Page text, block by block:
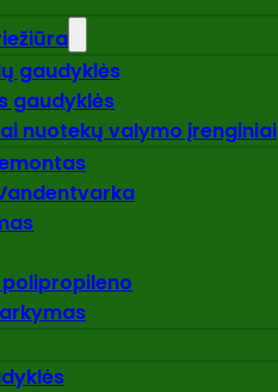
gaudyklės
gaudyklės
nuotekų valymo įrenginiai